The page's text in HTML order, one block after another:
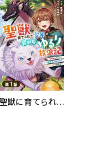
聖獣に育てられた少年の異世界ゆるり放浪記～神様からもらったチート魔法で、仲間たちとスローライフを満喫中～【分冊版】